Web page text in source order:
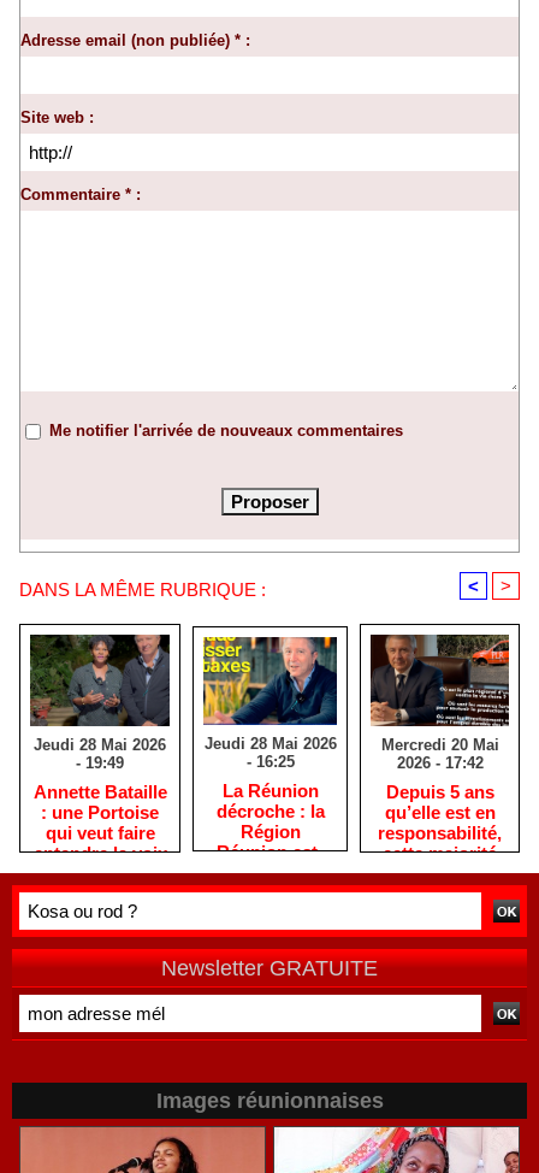
Adresse email (non publiée) * :
Site web :
Commentaire * :
Me notifier l'arrivée de nouveaux commentaires
DANS LA MÊME RUBRIQUE : < >
Jeudi 28 Mai 2026
- 19:49
​Annette Bataille
: une Portoise
qui veut faire
entendre la voix
des femmes
réunionnaises
Jeudi 28 Mai 2026
- 16:25
​La Réunion
décroche : la
Région
Réunion est-
elle devenue
une machine
?
Mercredi 20 Mai
2026 - 17:42
Depuis 5 ans
qu’elle est en
responsabilité,
cette majorité
PLR / LFI / PS
est immobile,
auto en panne !
Newsletter GRATUITE
Images réunionnaises